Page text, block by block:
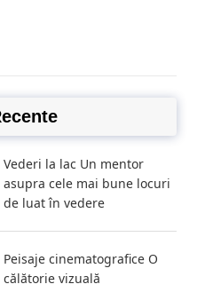
Vederi la lac Un mentor
asupra cele mai bune locuri
de luat în vedere
Peisaje cinematografice O
călătorie vizuală